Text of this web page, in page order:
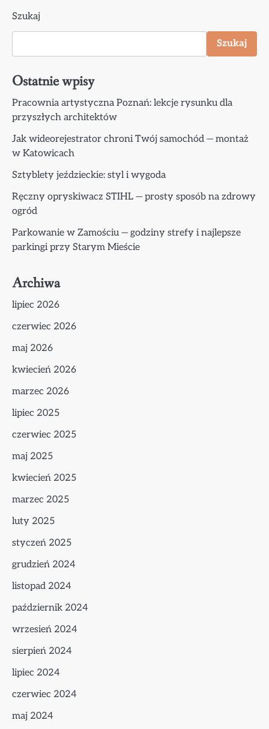
Szukaj
Szukaj
Ostatnie wpisy
Pracownia artystyczna Poznań: lekcje rysunku dla
przyszłych architektów
Jak wideorejestrator chroni Twój samochód — montaż
w Katowicach
Sztyblety jeździeckie: styl i wygoda
Ręczny opryskiwacz STIHL — prosty sposób na zdrowy
ogród
Parkowanie w Zamościu — godziny strefy i najlepsze
parkingi przy Starym Mieście
Archiwa
lipiec 2026
czerwiec 2026
maj 2026
kwiecień 2026
marzec 2026
lipiec 2025
czerwiec 2025
maj 2025
kwiecień 2025
marzec 2025
luty 2025
styczeń 2025
grudzień 2024
listopad 2024
październik 2024
wrzesień 2024
sierpień 2024
lipiec 2024
czerwiec 2024
maj 2024